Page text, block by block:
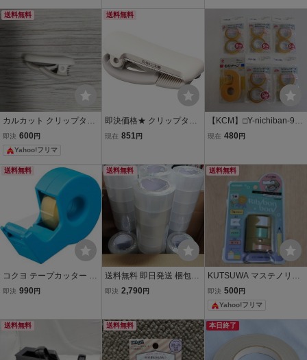
m×長さ50m No.712N
11巻セット 未使用未開
T-SM300LB 〔×5〕
送料無料
カルカット クリップタイ
プ マスキングテープ カッ
ター お値下げ不可です
即決 600 円
Yahoo!フリマ
送料無料
即決価格★ クリップタイ
プ カルカット ホワイト テ
ングテープ コクヨ
現在 851 円
【KCM】□Y-nichiban-9-6
s★未使用品『ニチバン セ
Vセロハンテープ 15mm×
9m 10巻』セット
現在 480 円
送料無料
コクヨ テープカッター カ
ルカット ハンディタイプ
即決 990 円
送料無料
送料無料 即日発送 梱包テ
ープ 「10巻セット」 幅4
ープ 梱包資材 10個 20巻
可
即決 2,790 円
送料無料
KUTSUWA マステノリボ
ンボン 15mm幅用 テープ
カッター 3種の切り口 文
房具 事務用品 手紙 手帳
マスキングテープ
即決 500 円
Yahoo!フリマ
送料無料 送料無料 本日終了